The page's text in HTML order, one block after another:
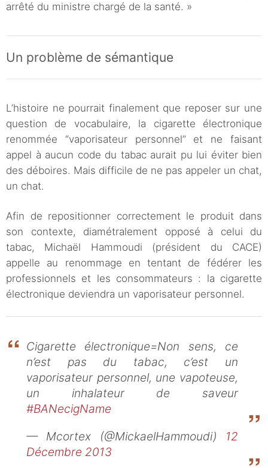
arrêté du ministre chargé de la santé. »
Un problème de sémantique
L’histoire ne pourrait finalement que reposer sur une
question de vocabulaire, la cigarette électronique
renommée “vaporisateur personnel” et ne faisant
appel à aucun code du tabac aurait pu lui éviter bien
des déboires. Mais difficile de ne pas appeler un chat,
un chat.
Afin de repositionner correctement le produit dans
son contexte, diamétralement opposé à celui du
tabac, Michaël Hammoudi (président du CACE)
appelle au renommage en tentant de fédérer les
professionnels et les consommateurs : la cigarette
électronique deviendra un vaporisateur personnel.
Cigarette électronique=Non sens, ce
n’est pas du tabac, c’est un
vaporisateur personnel, une vapoteuse,
un inhalateur de saveur
#BANecigName
— Mcortex (@MickaelHammoudi) 12
Décembre 2013